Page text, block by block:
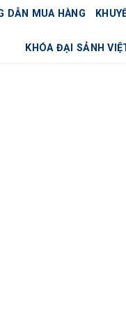
DẪN MUA HÀNG
KHÓA ĐẠI SẢNH